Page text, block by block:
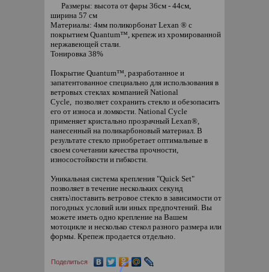
Размеры: высота от фары 36см - 44см,
ширина 57 см
Материалы: 4мм поликорбонат Lexan ® с
покрытием Quantum™, крепеж из хромированной
нержавеющей стали.
Тонировка 38%
Покрытие Quantum™, разработанное и
запатентованное специально для использования в
ветровых стеклах компанией National
Cycle, позволяет сохранить стекло и обезопасить
его от износа и ломкости. National Cycle
применяет кристально прозрачный Lexan®,
нанесенный на поликарбоновый материал. В
результате стекло приобретает оптимальные в
своем сочетании качества прочности,
износостойкости и гибкости.
Уникальная система крепления "Quick Set"
позволяет в течение нескольких секунд
снять\поставить ветровое стекло в зависимости от
погодных условий или иных предпочтений. Вы
можете иметь одно крепление на Вашем
мотоцикле и несколько стекол разного размера или
формы. Крепеж продается отдельно.
Поделиться